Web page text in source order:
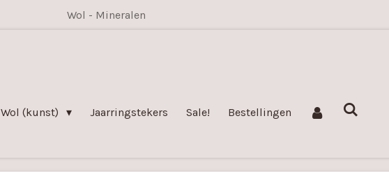
Wol - Mineralen
Wol (kunst) Jaarringstekers Sale! Bestellingen